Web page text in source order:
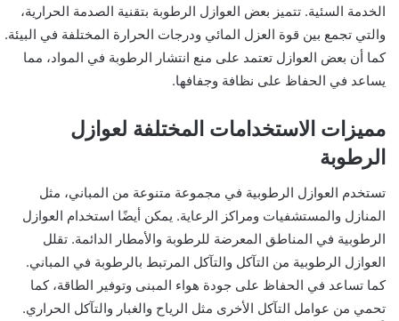
الخدمة السئية. تتميز بعض العوازل الرطوبة بتقنية الصدمة الحرارية،
والتي تجمع بين قوة العزل المائي ودرجات الحرارة المختلفة في البيئة.
كما أن بعض العوازل تعتمد على منع انتشار الرطوبة في المواد، مما
يساعد في الحفاظ على نظافة وجفافها.
مميزات الاستخدامات المختلفة لعوازل
الرطوبة
تستخدم العوازل الرطوبية في مجموعة متنوعة من المباني، مثل
المنازل والمستشفيات ومراكز الرعاية. يمكن أيضًا استخدام العوازل
الرطوبية في المناطق المعرضة للرطوبة والأمطار الدائمة. تقلل
العوازل الرطوبية من التآكل والتآكل المرتبط بالرطوبة في المباني.
كما تساعد في الحفاظ على جودة هواء المبنى وتوفير الطاقة، كما
تحمي من عوامل التآكل الأخرى مثل الرياح والغبار والتآكل الحراري.